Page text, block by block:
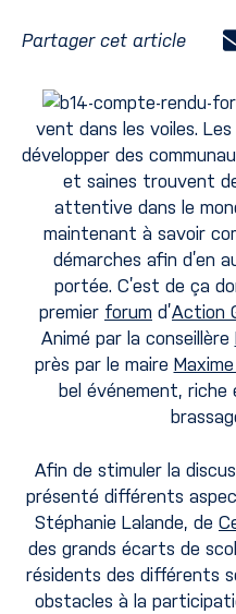
Partager cet article
vent dans les voiles.
développer des
et saines trouvent
attentive dans le
maintenant à savoir
démarches afin d’en
portée. C’est de ça
premier forum d’Action
Animé par la conseillère
près par le maire
bel événement, riche
Afin de stimuler la
présenté différents
Stéphanie Lalande, de
des grands écarts de
résidents des différents
obstacles à la